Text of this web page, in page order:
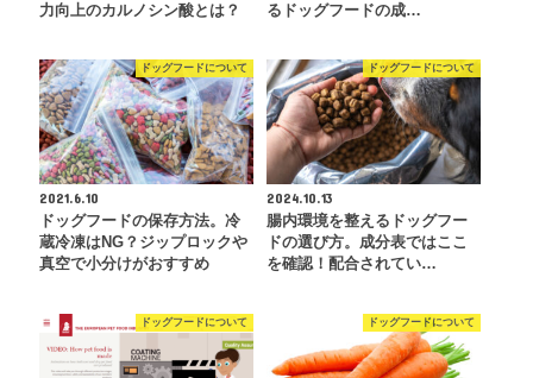
力向上のカルノシン酸とは？
るドッグフードの成…
ドッグフードについて
2021.6.10
ドッグフードの保存方法。冷
蔵冷凍はNG？ジップロックや
真空で小分けがおすすめ
ドッグフードについて
2024.10.13
腸内環境を整えるドッグフー
ドの選び方。成分表ではここ
を確認！配合されてい…
ドッグフードについて ドッグフードについて